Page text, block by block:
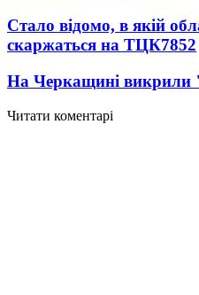
Стало відомо, в якій
скаржаться на ТЦК7852
На Черкащині викрили
Читати коментарі